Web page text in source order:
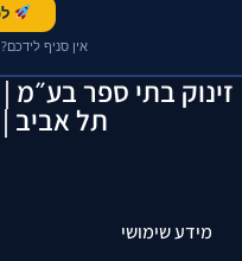
אין סניף לידכם?
תל אביב | 055-2923429
מידע שימושי